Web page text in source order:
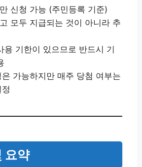
신청 가능 (주민등록 기준)
모두 지급되는 것이 아니라 추
용 기한이 있으므로 반드시 기
가능하지만 매주 당첨 여부는
요약